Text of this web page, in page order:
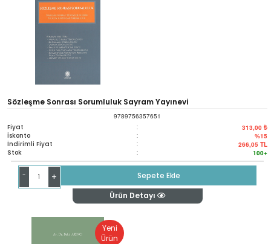
Sözleşme Sonrası Sorumluluk Sayram Yayınevi
9789756357651
Fiyat : 313,00 ₺
İskonto : %15
İndirimli Fiyat : 266,05 TL
Stok : 100+
- +
Sepete Ekle
Ürün Detayı
Yeni
Ürün